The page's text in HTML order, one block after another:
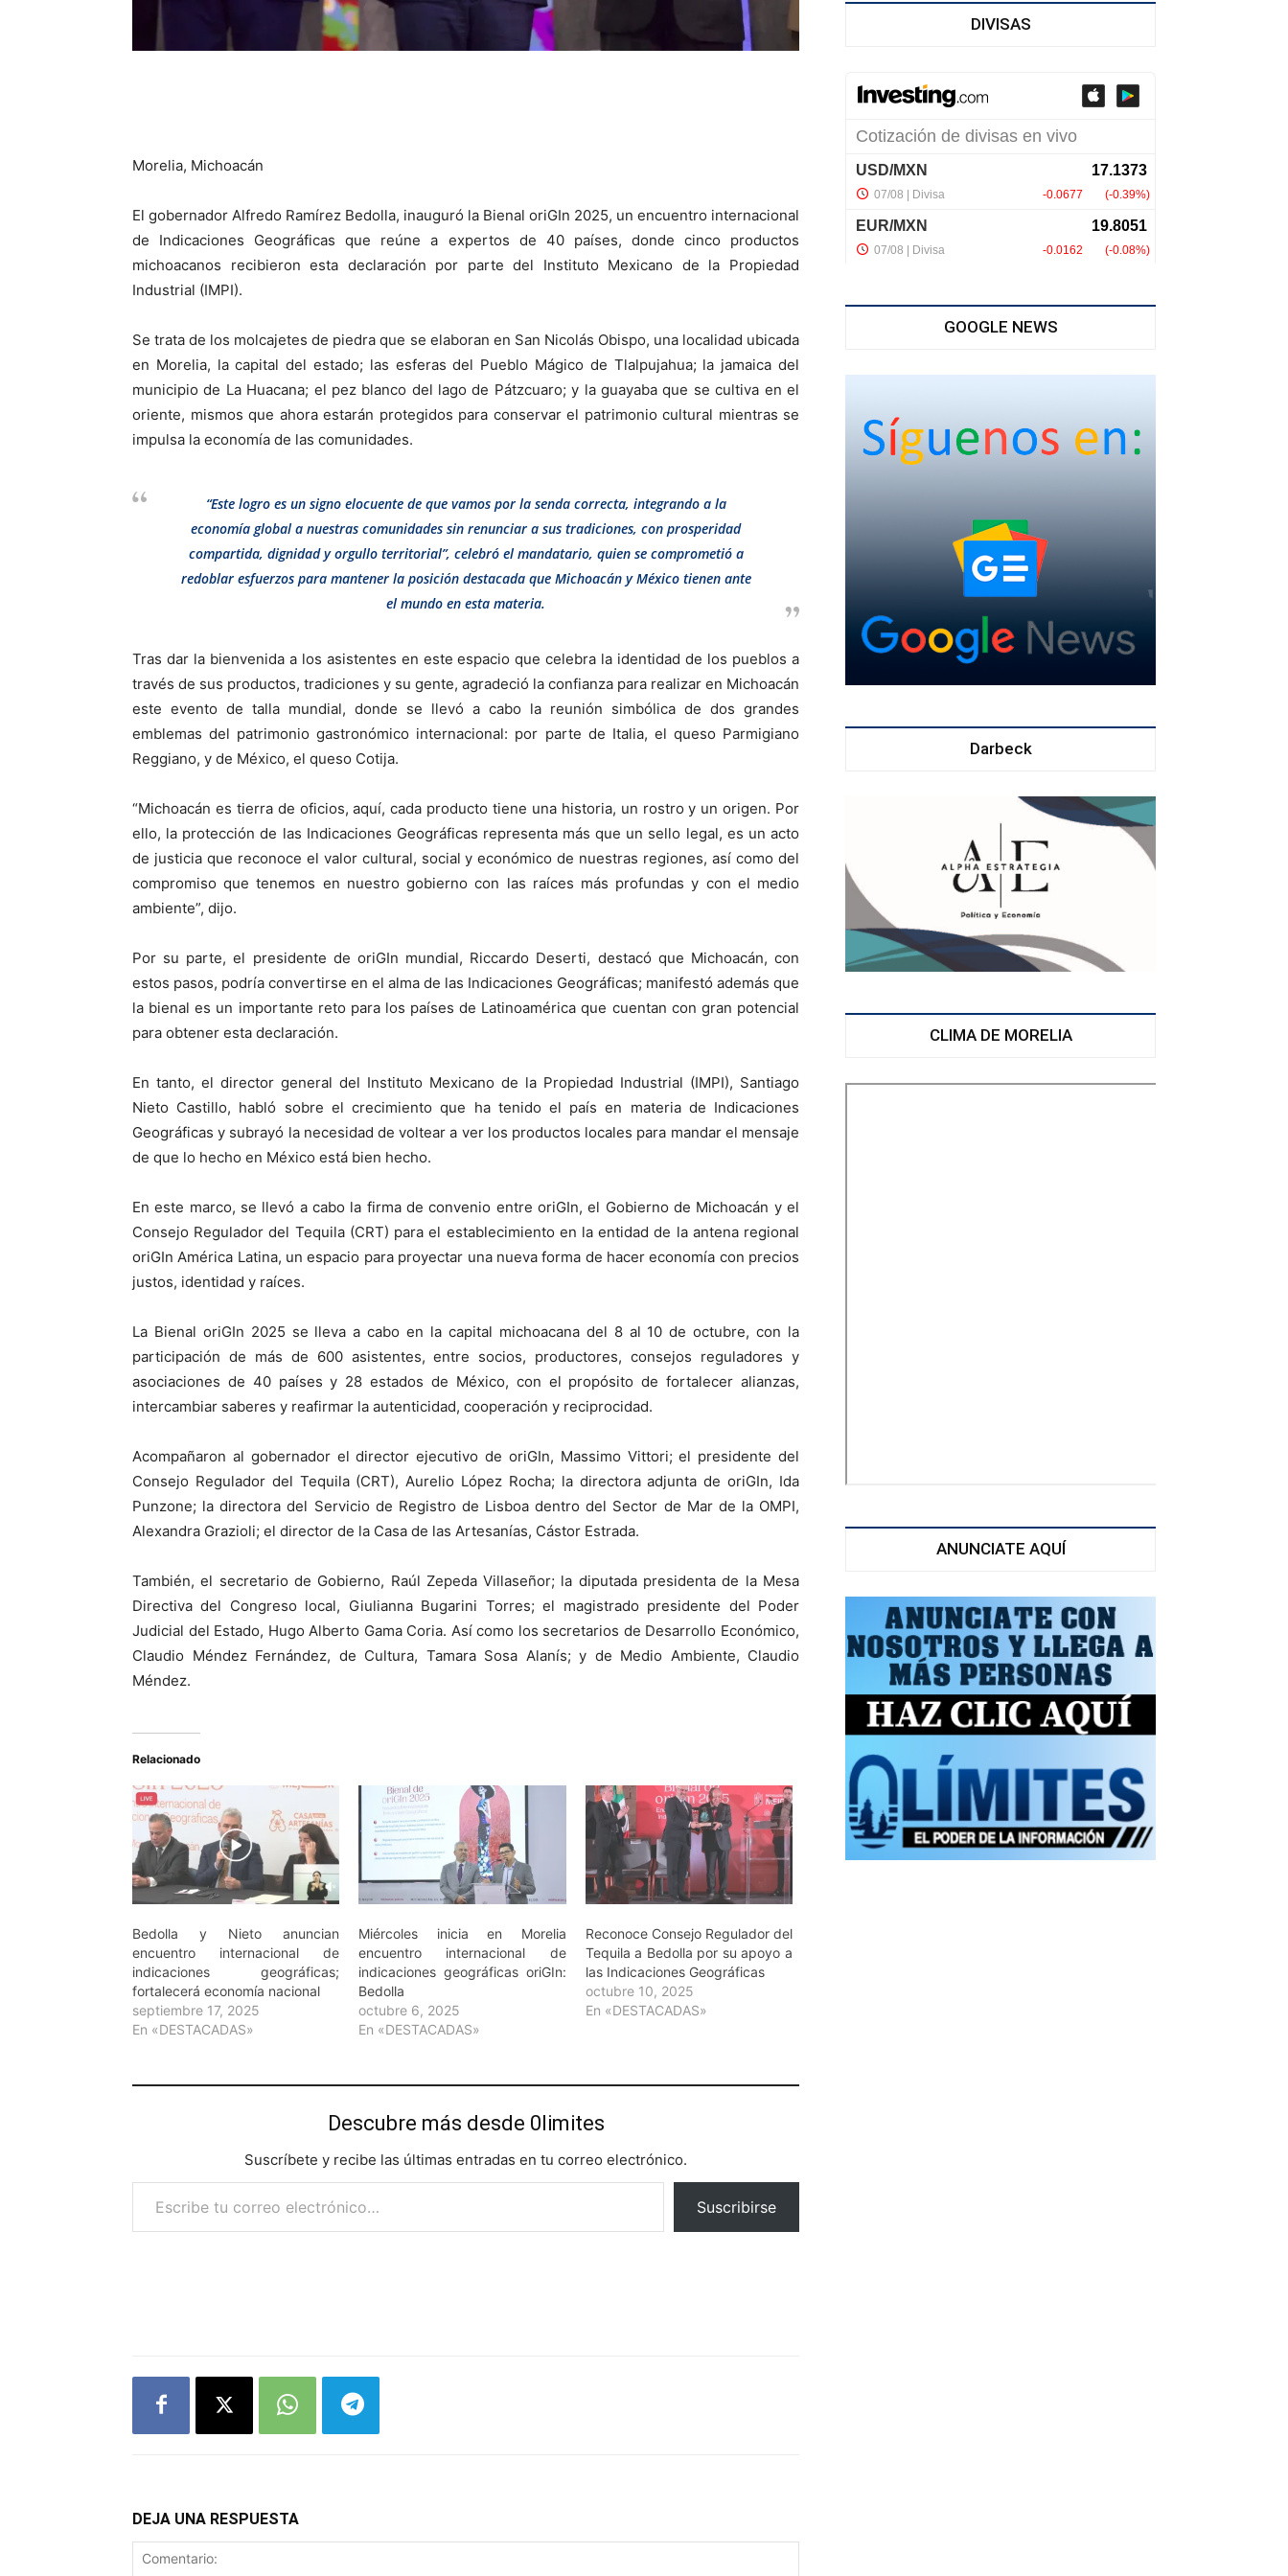
Morelia, Michoacán
El gobernador Alfredo Ramírez Bedolla, inauguró la Bienal oriGIn 2025, un encuentro internacional
de Indicaciones Geográficas que reúne a expertos de 40 países, donde cinco productos
michoacanos recibieron esta declaración por parte del Instituto Mexicano de la Propiedad
Industrial (IMPI).
Se trata de los molcajetes de piedra que se elaboran en San Nicolás Obispo, una localidad ubicada
en Morelia, la capital del estado; las esferas del Pueblo Mágico de Tlalpujahua; la jamaica del
municipio de La Huacana; el pez blanco del lago de Pátzcuaro; y la guayaba que se cultiva en el
oriente, mismos que ahora estarán protegidos para conservar el patrimonio cultural mientras se
impulsa la economía de las comunidades.
“Este logro es un signo elocuente de que vamos por la senda correcta, integrando a la
economía global a nuestras comunidades sin renunciar a sus tradiciones, con prosperidad
compartida, dignidad y orgullo territorial”, celebró el mandatario, quien se comprometió a
redoblar esfuerzos para mantener la posición destacada que Michoacán y México tienen ante
el mundo en esta materia.
Tras dar la bienvenida a los asistentes en este espacio que celebra la identidad de los pueblos a
través de sus productos, tradiciones y su gente, agradeció la confianza para realizar en Michoacán
este evento de talla mundial, donde se llevó a cabo la reunión simbólica de dos grandes
emblemas del patrimonio gastronómico internacional: por parte de Italia, el queso Parmigiano
Reggiano, y de México, el queso Cotija.
“Michoacán es tierra de oficios, aquí, cada producto tiene una historia, un rostro y un origen. Por
ello, la protección de las Indicaciones Geográficas representa más que un sello legal, es un acto
de justicia que reconoce el valor cultural, social y económico de nuestras regiones, así como del
compromiso que tenemos en nuestro gobierno con las raíces más profundas y con el medio
ambiente”, dijo.
Por su parte, el presidente de oriGIn mundial, Riccardo Deserti, destacó que Michoacán, con
estos pasos, podría convertirse en el alma de las Indicaciones Geográficas; manifestó además que
la bienal es un importante reto para los países de Latinoamérica que cuentan con gran potencial
para obtener esta declaración.
En tanto, el director general del Instituto Mexicano de la Propiedad Industrial (IMPI), Santiago
Nieto Castillo, habló sobre el crecimiento que ha tenido el país en materia de Indicaciones
Geográficas y subrayó la necesidad de voltear a ver los productos locales para mandar el mensaje
de que lo hecho en México está bien hecho.
En este marco, se llevó a cabo la firma de convenio entre oriGIn, el Gobierno de Michoacán y el
Consejo Regulador del Tequila (CRT) para el establecimiento en la entidad de la antena regional
oriGIn América Latina, un espacio para proyectar una nueva forma de hacer economía con precios
justos, identidad y raíces.
La Bienal oriGIn 2025 se lleva a cabo en la capital michoacana del 8 al 10 de octubre, con la
participación de más de 600 asistentes, entre socios, productores, consejos reguladores y
asociaciones de 40 países y 28 estados de México, con el propósito de fortalecer alianzas,
intercambiar saberes y reafirmar la autenticidad, cooperación y reciprocidad.
Acompañaron al gobernador el director ejecutivo de oriGIn, Massimo Vittori; el presidente del
Consejo Regulador del Tequila (CRT), Aurelio López Rocha; la directora adjunta de oriGIn, Ida
Punzone; la directora del Servicio de Registro de Lisboa dentro del Sector de Mar de la OMPI,
Alexandra Grazioli; el director de la Casa de las Artesanías, Cástor Estrada.
También, el secretario de Gobierno, Raúl Zepeda Villaseñor; la diputada presidenta de la Mesa
Directiva del Congreso local, Giulianna Bugarini Torres; el magistrado presidente del Poder
Judicial del Estado, Hugo Alberto Gama Coria. Así como los secretarios de Desarrollo Económico,
Claudio Méndez Fernández, de Cultura, Tamara Sosa Alanís; y de Medio Ambiente, Claudio
Méndez.
Relacionado
Bedolla y Nieto anuncian
encuentro internacional de
indicaciones geográficas;
fortalecerá economía nacional
septiembre 17, 2025
En «DESTACADAS»
Miércoles inicia en Morelia
encuentro internacional de
indicaciones geográficas oriGIn:
Bedolla
octubre 6, 2025
En «DESTACADAS»
Reconoce Consejo Regulador del
Tequila a Bedolla por su apoyo a
las Indicaciones Geográficas
octubre 10, 2025
En «DESTACADAS»
Descubre más desde 0limites
Suscríbete y recibe las últimas entradas en tu correo electrónico.
Escribe tu correo electrónico…
Suscribirse
DEJA UNA RESPUESTA
DIVISAS
GOOGLE NEWS
Darbeck
CLIMA DE MORELIA
ANUNCIATE AQUÍ